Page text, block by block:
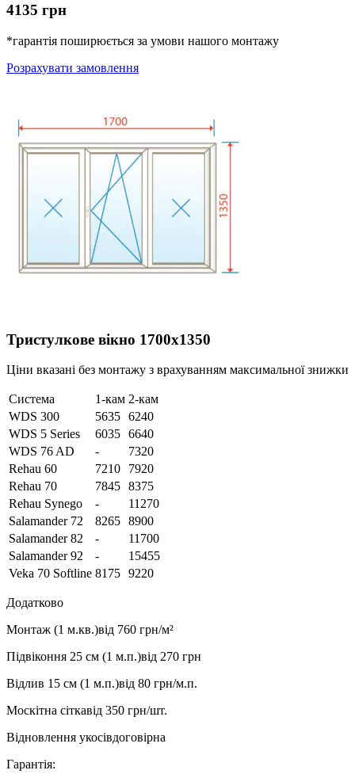
4135 грн
*гарантія поширюється за умови нашого монтажу
Розрахувати замовлення
Тристулкове вікно 1700х1350
Ціни вказані без монтажу з врахуванням максимальної знижки
Система 1-кам 2-кам
WDS 300
5635 6240
WDS 5 Series
6035 6640
WDS 76 AD
-
7320
Rehau 60
7210
7920
Rehau 70
7845 8375
Rehau Synego
-
11270
Salamander 72
8265 8900
Salamander 82
-
11700
Salamander 92
-
15455
Veka 70 Softline 8175 9220
Додатково
Монтаж (1 м.кв.)від 760 грн/м²
Підвіконня 25 см (1 м.п.)від 270 грн
Відлив 15 см (1 м.п.)від 80 грн/м.п.
Москітна сіткавід 350 грн/шт.
Відновлення укосівдоговірна
Гарантія: